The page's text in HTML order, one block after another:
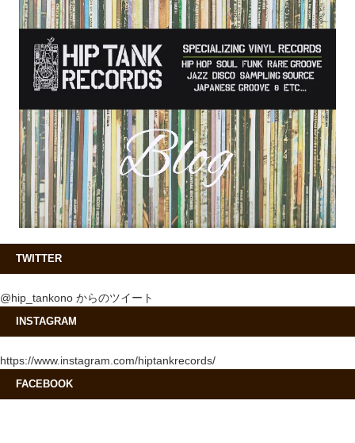
TWITTER
@hip_tankono からのツイート
INSTAGRAM
https://www.instagram.com/hiptankrecords/
FACEBOOK